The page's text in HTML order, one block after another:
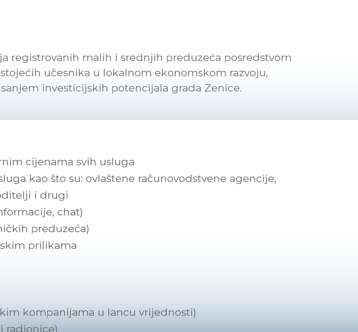
registrovanih malih i srednjih preduzeća posredstvom
učesnika u lokalnom ekonomskom razvoju,
investicijskih potencijala grada Zenice.
cijenama svih usluga
kao što su: ovlaštene računovodstvene agencije,
i drugi
chat)
preduzeća)
prilikama
kompanijama u lancu vrijednosti)
radionice)